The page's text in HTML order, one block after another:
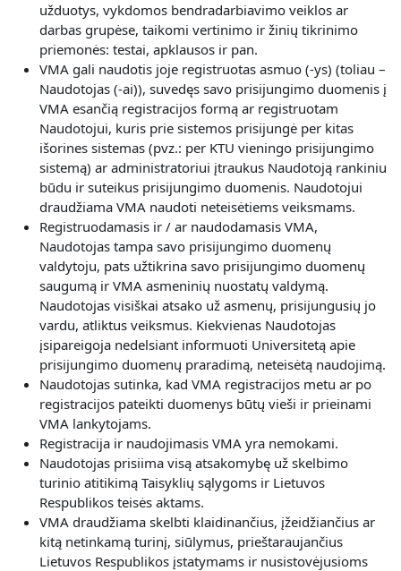
užduotys, vykdomos bendradarbiavimo veiklos ar
darbas grupėse, taikomi vertinimo ir žinių tikrinimo
priemonės: testai, apklausos ir pan.
VMA gali naudotis joje registruotas asmuo (-ys) (toliau –
Naudotojas (-ai)), suvedęs savo prisijungimo duomenis į
VMA esančią registracijos formą ar registruotam
Naudotojui, kuris prie sistemos prisijungė per kitas
išorines sistemas (pvz.: per KTU vieningo prisijungimo
sistemą) ar administratoriui įtraukus Naudotoją rankiniu
būdu ir suteikus prisijungimo duomenis. Naudotojui
draudžiama VMA naudoti neteisėtiems veiksmams.
Registruodamasis ir / ar naudodamasis VMA,
Naudotojas tampa savo prisijungimo duomenų
valdytoju, pats užtikrina savo prisijungimo duomenų
saugumą ir VMA asmeninių nuostatų valdymą.
Naudotojas visiškai atsako už asmenų, prisijungusių jo
vardu, atliktus veiksmus. Kiekvienas Naudotojas
įsipareigoja nedelsiant informuoti Universitetą apie
prisijungimo duomenų praradimą, neteisėtą naudojimą.
Naudotojas sutinka, kad VMA registracijos metu ar po
registracijos pateikti duomenys būtų vieši ir prieinami
VMA lankytojams.
Registracija ir naudojimasis VMA yra nemokami.
Naudotojas prisiima visą atsakomybę už skelbimo
turinio atitikimą Taisyklių sąlygoms ir Lietuvos
Respublikos teisės aktams.
VMA draudžiama skelbti klaidinančius, įžeidžiančius ar
kitą netinkamą turinį, siūlymus, prieštaraujančius
Lietuvos Respublikos įstatymams ir nusistovėjusioms